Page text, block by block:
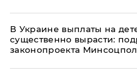
В Украине выплаты на
существенно вырасти:
законопроекта